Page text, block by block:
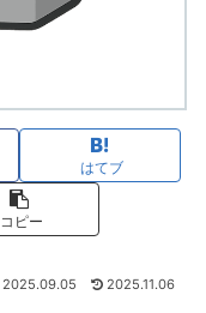
はてブ
コピー
2025.09.05 2025.11.06